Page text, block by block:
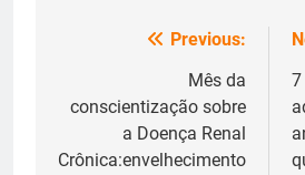
NavegaçãoPrevious:
Mês da
conscientização sobre
a Doença Renal
Crônica:envelhecimento
7